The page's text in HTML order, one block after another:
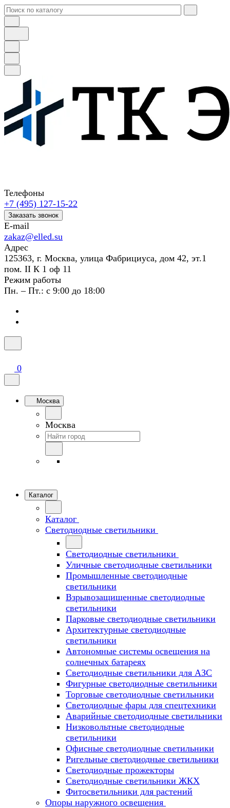
Телефоны
+7 (495) 127-15-22
Заказать звонок
E-mail
zakaz@elled.su
Адрес
125363, г. Москва, улица Фабрициуса, дом 42, эт.1
пом. II К 1 оф 11
Режим работы
Пн. – Пт.: с 9:00 до 18:00
0
Москва
Москва
Каталог
Каталог
Светодиодные светильники
Светодиодные светильники
Уличные светодиодные светильники
Промышленные светодиодные
светильники
Взрывозащищенные светодиодные
светильники
Парковые светодиодные светильники
Архитектурные светодиодные
светильники
Автономные системы освещения на
солнечных батареях
Светодиодные светильники для АЗС
Фигурные светодиодные светильники
Торговые светодиодные светильники
Cветодиодные фары для спецтехники
Аварийные светодиодные светильники
Низковольтные светодиодные
светильники
Офисные светодиодные светильники
Ригельные светодиодные светильники
Светодиодные прожекторы
Светодиодные светильники ЖКХ
Фитосветильники для растений
Опоры наружного освещения